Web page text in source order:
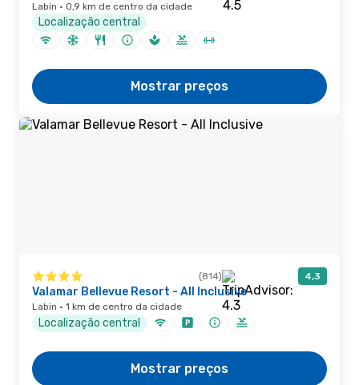
Labin · 0,9 km de centro da cidade
Localização central
Mostrar preços
(814) 4,3
Valamar Bellevue Resort - All Inclusive
Labin · 1 km de centro da cidade
Localização central
Mostrar preços